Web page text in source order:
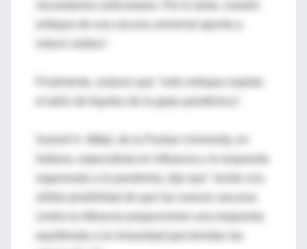
enfoque de una vacuna universal apunta a
Finalmente, sostuvo que "este enfoque explota
organizada a la pandemia, dijo que "existe una
equilibrada a la inmunidad que brindan las